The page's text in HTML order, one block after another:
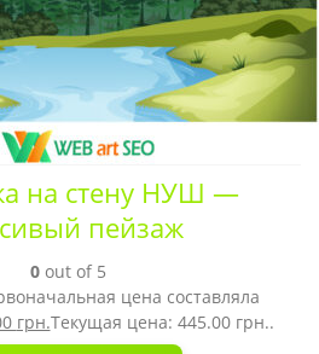
на стену НУШ —
пейзаж
0out of 5
цена составляла
грн.Текущая цена: 445.00 грн..